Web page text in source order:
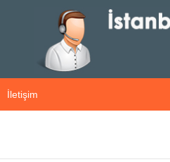
İletişim